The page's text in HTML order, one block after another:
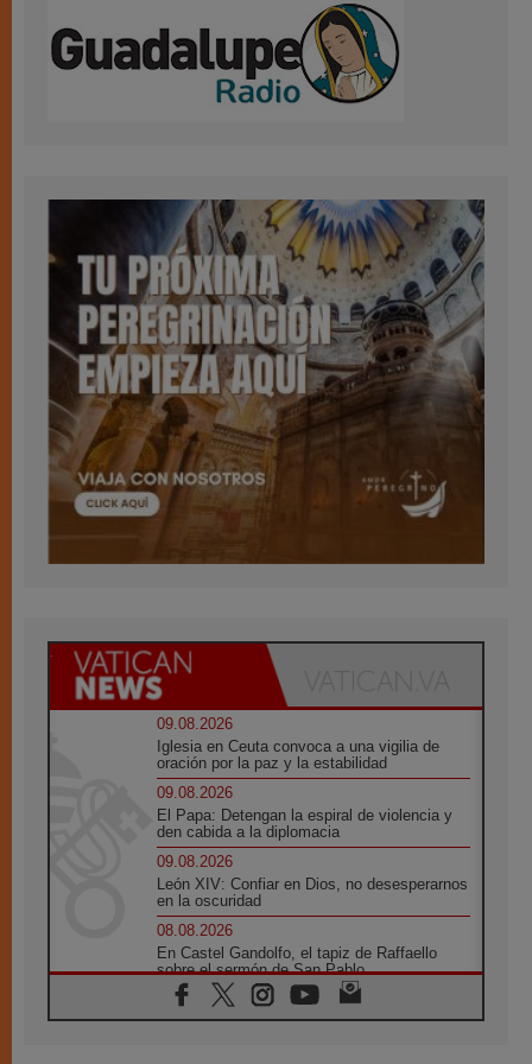
09.08.2026
Iglesia en Ceuta convoca a una vigilia de
oración por la paz y la estabilidad
09.08.2026
El Papa: Detengan la espiral de violencia y
den cabida a la diplomacia
09.08.2026
León XIV: Confiar en Dios, no desesperarnos
en la oscuridad
08.08.2026
En Castel Gandolfo, el tapiz de Raffaello
sobre el sermón de San Pablo
08.08.2026
En Colombia, «la paz no se compra con una